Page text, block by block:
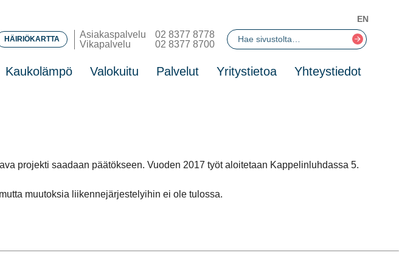
HÄIRIÖKARTTA Asiakaspalvelu
02 8377 8778
Vikapalvelu
02 8377 8700
Kaukolämpö Valokuitu Palvelut Yritystietoa Yhteystiedot
EN
projekti saadaan päätökseen. Vuoden 2017 työt aloitetaan Kappelinluhdassa 5.
muutoksia liikennejärjestelyihin ei ole tulossa.